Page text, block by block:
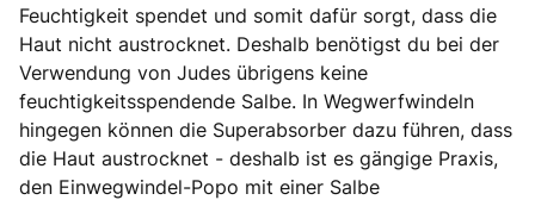
Feuchtigkeit spendet und somit dafür sorgt, dass die
Haut nicht austrocknet. Deshalb benötigst du bei der
Verwendung von Judes übrigens keine
feuchtigkeitsspendende Salbe. In Wegwerfwindeln
hingegen können die Superabsorber dazu führen, dass
die Haut austrocknet - deshalb ist es gängige Praxis,
den Einwegwindel-Popo mit einer Salbe